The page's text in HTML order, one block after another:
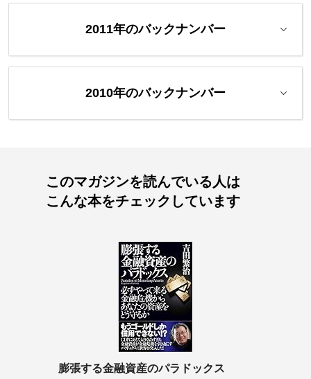
2011年のバックナンバー
2010年のバックナンバー
このマガジンを読んでいる人は
こんな本をチェックしています
膨張する金融資産のパラドックス